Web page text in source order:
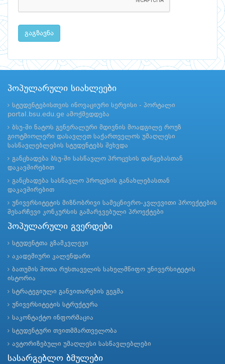
გაგზავნა
პოპულარული სიახლეები
სტუდენტებისთვის ინოვაციური სერვისი - პორტალი
portal.bsu.edu.ge ამოქმედდება
ბსუ-ში ნატოს გენერალური მდივნის მოადგილე როუზ
გიოტმიოლერი დასავლეთ საქართველოს უმაღლესი
სასწავლებლების სტუდენტებს შეხვდა
განცხადება ბსუ-ში სასწავლო პროცესის დაწყებასთან
დაკავშირებით
განცხადება სასწავლო პროცესის განახლებასთან
დაკავშირებით
უნივერსიტეტის მიზნობრივი სამეცნიერო-კვლევითი პროექტების
შესარჩევი კონკურსის გამარჯვებული პროექტები
პოპულარული გვერდები
სტუდენტთა გზამკვლევი
აკადემიური კალენდარი
ბათუმის შოთა რუსთაველის სახელმწიფო უნივერსიტეტის
ისტორია
სტრატეგიული განვითარების გეგმა
უნივერსიტეტის სტრუქტურა
საკონტაქტო ინფორმაცია
სტუდენტური თვითმმართველობა
ავტორიზებული უმაღლესი სასწავლებლები
სასარგებლო ბმულები